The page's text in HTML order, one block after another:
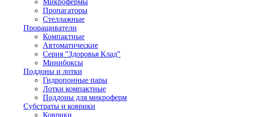
Микрофермы
Пропагаторы
Стеллажные
Проращиватели
Компактные
Автоматические
Серия "Здоровья Клад"
Минибоксы
Поддоны и лотки
Гидропонные пары
Лотки компактные
Поддоны для микроферм
Субстраты и коврики
Коврики